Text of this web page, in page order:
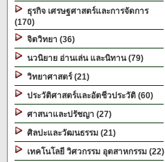
ธุรกิจ เศรษฐศาสตร์และการจัดการ
(170)
จิตวิทยา (36)
นวนิยาย อ่านเล่น และนิทาน (79)
วิทยาศาสตร์ (21)
ประวัติศาสตร์และอัตชีวประวัติ (60)
ศาสนาและปรัชญา (27)
ศิลปะและวัฒนธรรม (21)
เทคโนโลยี วิศวกรรม อุตสาหกรรม (22)